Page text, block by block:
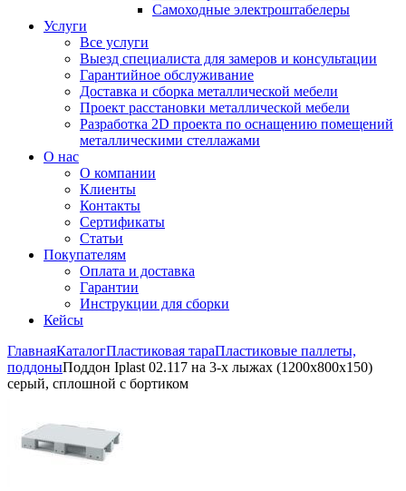
Самоходные электроштабелеры
Услуги
Все услуги
Выезд специалиста для замеров и консультации
Гарантийное обслуживание
Доставка и сборка металлической мебели
Проект расстановки металлической мебели
Разработка 2D проекта по оснащению помещений
металлическими стеллажами
О нас
О компании
Клиенты
Контакты
Сертификаты
Статьи
Покупателям
Оплата и доставка
Гарантии
Инструкции для сборки
Кейсы
ГлавнаяКаталогПластиковая тараПластиковые паллеты,
поддоныПоддон Iplast 02.117 на 3-х лыжах (1200х800х150)
серый, сплошной с бортиком